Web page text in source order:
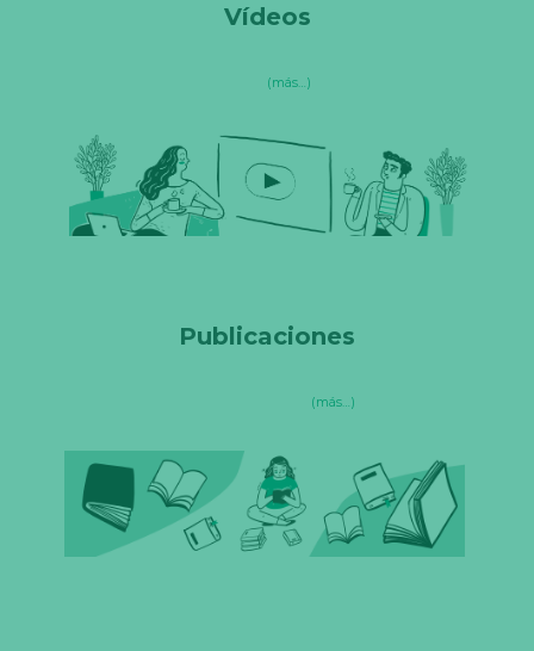
Vídeos
(más…)
Publicaciones
(más…)